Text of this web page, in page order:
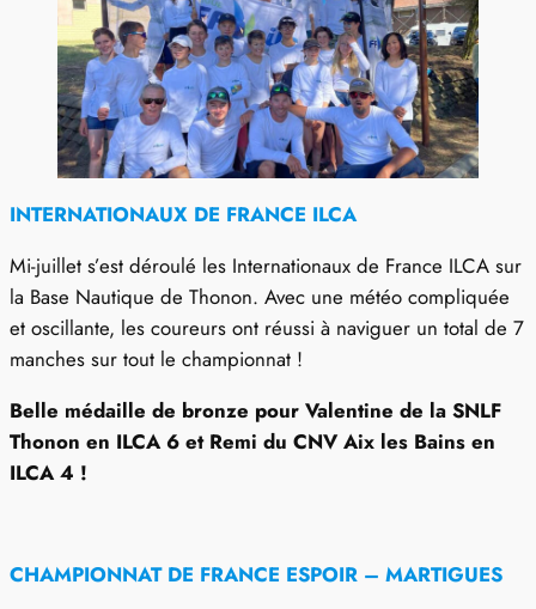
INTERNATIONAUX DE FRANCE ILCA
Mi-juillet s’est déroulé les Internationaux de France ILCA sur
la Base Nautique de Thonon. Avec une météo compliquée
et oscillante, les coureurs ont réussi à naviguer un total de 7
manches sur tout le championnat !
Belle médaille de bronze pour Valentine de la SNLF
Thonon en ILCA 6 et Remi du CNV Aix les Bains en
ILCA 4 !
CHAMPIONNAT DE FRANCE ESPOIR – MARTIGUES